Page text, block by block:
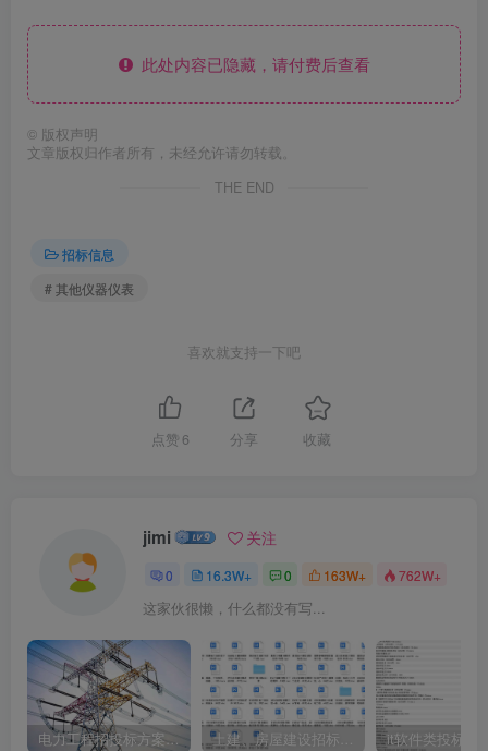
此处内容已隐藏，请付费后查看
© 版权声明
文章版权归作者所有，未经允许请勿转载。
THE END
招标信息
# 其他仪器仪表
喜欢就支持一下吧
点赞 6 分享 收藏
jimi 关注
0 16.3W+ 0 163W+ 762W+
这家伙很懒，什么都没有写...
电力工程招投标方案模板 土建、房屋建设招标文件标书模板 it软件类投标书